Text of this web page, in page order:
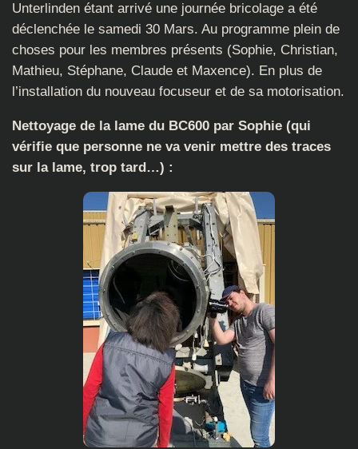
Unterlinden étant arrivé une journée bricolage a été
déclenchée le samedi 30 Mars. Au programme plein de
choses pour les membres présents (Sophie, Christian,
Mathieu, Stéphane, Claude et Maxence). En plus de
l’installation du nouveau focuseur et de sa motorisation.
Nettoyage de la lame du BC600 par Sophie (qui
vérifie que personne ne va venir mettre des traces
sur la lame, trop tard…) :